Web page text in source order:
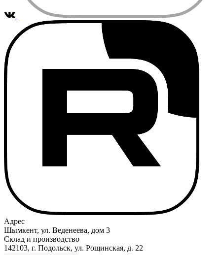
Адрес
Шымкент, ул. Веденеева, дом 3
Склад и производство
142103, г. Подольск, ул. Рощинская, д. 22